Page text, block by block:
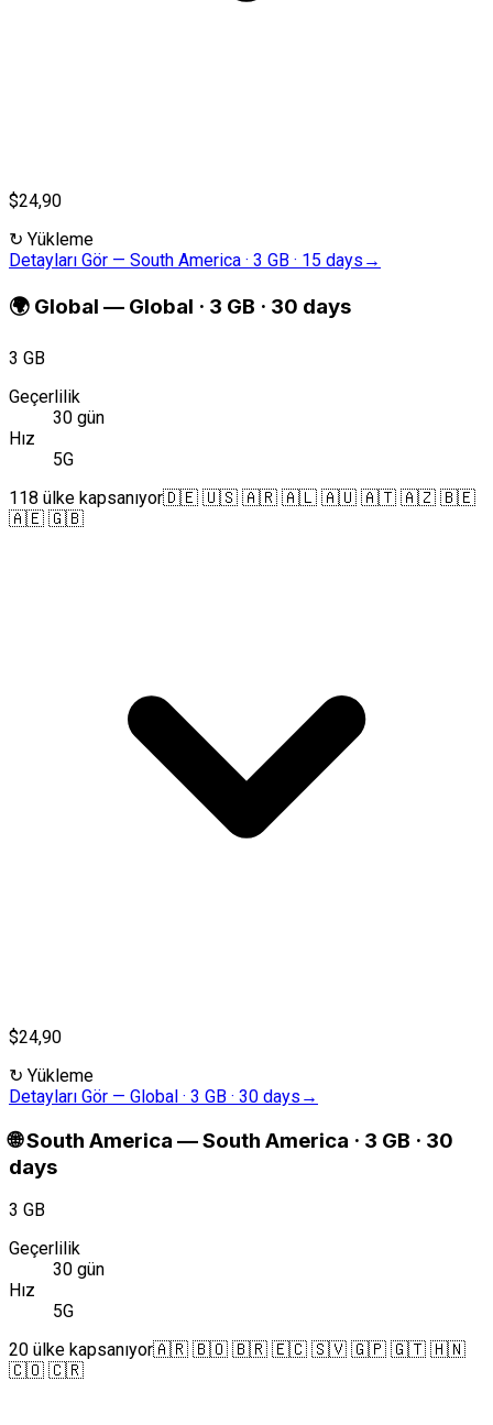
$24,90
↻ Yükleme
Detayları Gör — South America · 3 GB · 15 days →
🌍 Global — Global · 3 GB · 30 days
3 GB
Geçerlilik
30 gün
Hız
5G
118 ülke kapsanıyor🇩🇪 🇺🇸 🇦🇷 🇦🇱 🇦🇺 🇦🇹 🇦🇿 🇧🇪
🇦🇪 🇬🇧
$24,90
↻ Yükleme
Detayları Gör — Global · 3 GB · 30 days →
🌐South America —South America · 3 GB · 30
days
3 GB
Geçerlilik
30 gün
Hız
5G
20 ülke kapsanıyor🇦🇷 🇧🇴 🇧🇷 🇪🇨 🇸🇻 🇬🇵 🇬🇹 🇭🇳
🇨🇴 🇨🇷